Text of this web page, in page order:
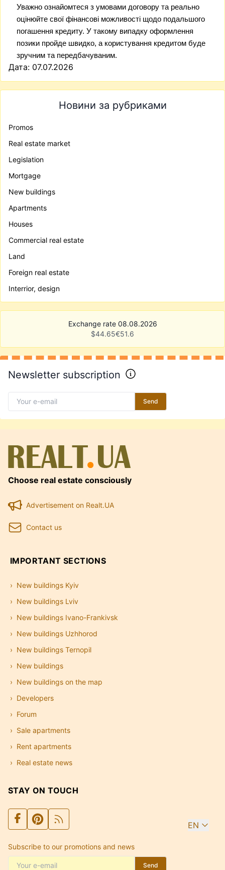
Уважно ознайомтеся з умовами договору та реально
оцінюйте свої фінансові можливості щодо подальшого
погашення кредиту. У такому випадку оформлення
позики пройде швидко, а користування кредитом буде
зручним та передбачуваним.
Дата: 07.07.2026
Новини за рубриками
Promos
Real estate market
Legislation
Mortgage
New buildings
Apartments
Houses
Commercial real estate
Land
Foreign real estate
Interrior, design
Exchange rate 08.08.2026
$44.65€51.6
Newsletter subscription
Send
Choose real estate consciously
Advertisement on Realt.UA
Contact us
IMPORTANT SECTIONS
New buildings Kyiv
New buildings Lviv
New buildings Ivano-Frankivsk
New buildings Uzhhorod
New buildings Ternopil
New buildings
New buildings on the map
Developers
Forum
Sale apartments
Rent apartments
Real estate news
STAY ON TOUCH
EN
Subscribe to our promotions and news
Send